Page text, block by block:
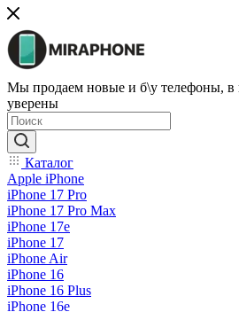
Мы продаем новые и б\у телефоны, в
уверены
Каталог
Apple iPhone
iPhone 17 Pro
iPhone 17 Pro Max
iPhone 17e
iPhone 17
iPhone Air
iPhone 16
iPhone 16 Plus
iPhone 16e